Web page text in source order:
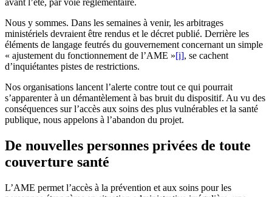
Nous y sommes. Dans les semaines à venir, les arbitrages
ministériels devraient être rendus et le décret publié. Derrière les
éléments de langage feutrés du gouvernement concernant un simple
« ajustement du fonctionnement de l’AME »[i], se cachent
d’inquiétantes pistes de restrictions.
Nos organisations lancent l’alerte contre tout ce qui pourrait
s’apparenter à un démantèlement à bas bruit du dispositif. Au vu des
conséquences sur l’accès aux soins des plus vulnérables et la santé
publique, nous appelons à l’abandon du projet.
De nouvelles personnes privées de toute
couverture santé
L’AME permet l’accès à la prévention et aux soins pour les